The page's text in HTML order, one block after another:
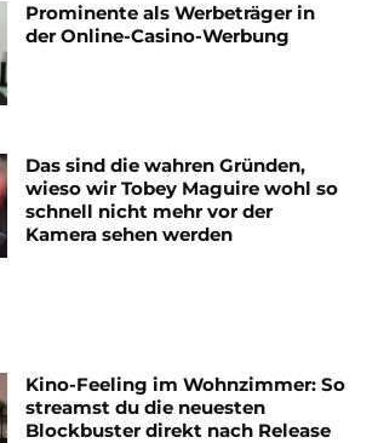
Prominente als Werbeträger in
der Online-Casino-Werbung
Das sind die wahren Gründen,
wieso wir Tobey Maguire wohl so
schnell nicht mehr vor der
Kamera sehen werden
Kino-Feeling im Wohnzimmer: So
streamst du die neuesten
Blockbuster direkt nach Release